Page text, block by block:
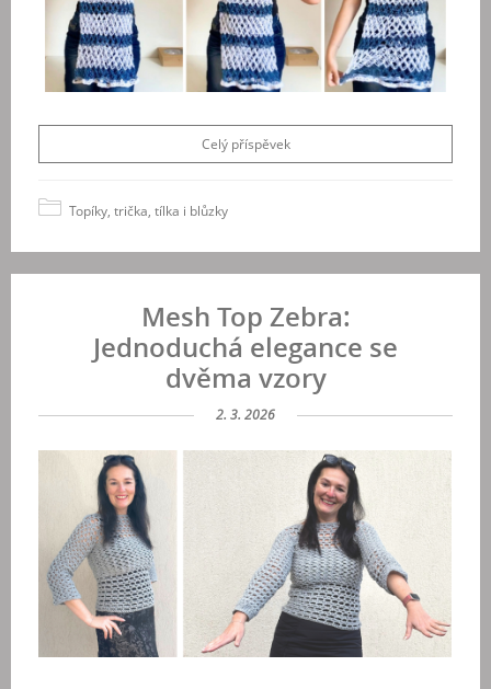
Celý příspěvek
Topíky, trička, tílka i blůzky
Mesh Top Zebra:
Jednoduchá elegance se
dvěma vzory
2. 3. 2026